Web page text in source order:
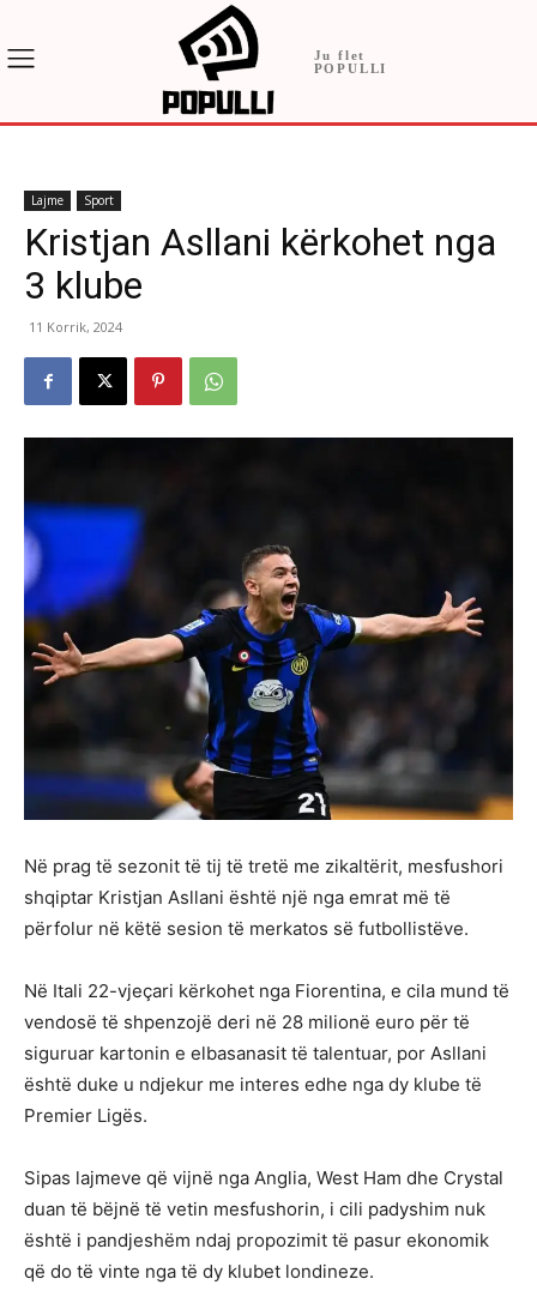
Ju flet
POPULLI
Lajme Sport
Kristjan Asllani kërkohet nga
3 klube
11 Korrik, 2024
Në prag të sezonit të tij të tretë me zikaltërit, mesfushori
shqiptar Kristjan Asllani është një nga emrat më të
përfolur në këtë sesion të merkatos së futbollistëve.
Në Itali 22-vjeçari kërkohet nga Fiorentina, e cila mund të
vendosë të shpenzojë deri në 28 milionë euro për të
siguruar kartonin e elbasanasit të talentuar, por Asllani
është duke u ndjekur me interes edhe nga dy klube të
Premier Ligës.
Sipas lajmeve që vijnë nga Anglia, West Ham dhe Crystal
duan të bëjnë të vetin mesfushorin, i cili padyshim nuk
është i pandjeshëm ndaj propozimit të pasur ekonomik
që do të vinte nga të dy klubet londineze.